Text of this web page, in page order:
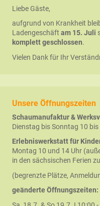
Liebe Gäste,
aufgrund von Krankheit
Ladengeschäft am 15. Juli
komplettgeschlossen.
Vielen Dank für Ihr
Unsere Öffnungszeiten
Schaumanufaktur &
Dienstag bis Sonntag 10 bis
Erlebniswerkstatt für
Montag 10 und 14 Uhr
in den sächsischen Ferien
(begrenzte Plätze,
geänderte Öffnungszeiten: